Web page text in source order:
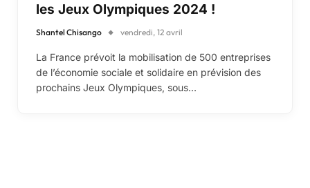
les Jeux Olympiques 2024 !
Shantel Chisango vendredi, 12 avril
La France prévoit la mobilisation de 500 entreprises
de l’économie sociale et solidaire en prévision des
prochains Jeux Olympiques, sous…